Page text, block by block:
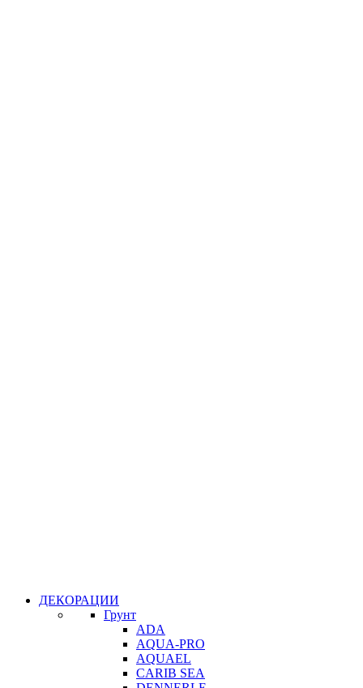
ДЕКОРАЦИИ
Грунт
ADA
AQUA-PRO
AQUAEL
CARIB SEA